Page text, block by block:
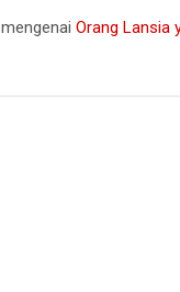
mengenaiOrang Lansia